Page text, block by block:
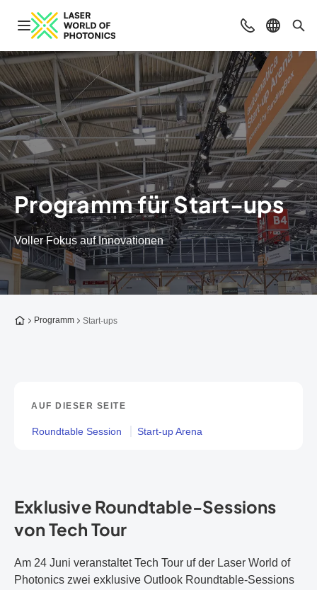
Navigation öffnen Beratung &
Sprache
Programm für Start-ups
Voller Fokus auf Innovationen
Zur Startseite
Programm Start-ups
AUF DIESER SEITE
Roundtable Session Start-up Arena
Exklusive Roundtable-Sessions
von Tech Tour
Am 24 Juni veranstaltet Tech Tour uf der Laser World of
Photonics zwei exklusive Outlook Roundtable-Sessions